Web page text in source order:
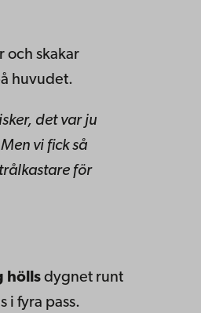
och skakar
huvudet.
det var ju
vi fick så
för
höllsdygnet runt
i fyra pass.